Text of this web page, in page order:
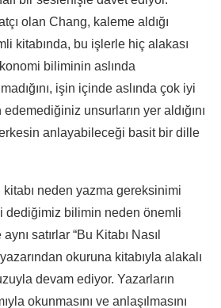
olan Chang, kaleme aldığı
kitabında, bu işlerle hiç alakası
biliminin aslında
işin içinde aslında çok iyi
unsurların yer aldığını
anlayabileceği basit bir dille
neden yazma gereksinimi
dediğimiz bilimin neden önemli
satırlar “Bu Kitabı Nasıl
okuruna kitabıyla alakalı
devam ediyor. Yazarların
okunmasını ve anlaşılmasını